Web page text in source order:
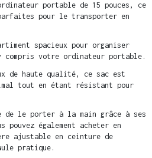
portable de 15 pouces, ce
pour le transporter en
spacieux pour organiser
votre ordinateur portable.
de haute qualité, ce sac est
tout en étant résistant pour
le porter à la main grâce à ses
pouvez également acheter en
ajustable en ceinture de
pratique.